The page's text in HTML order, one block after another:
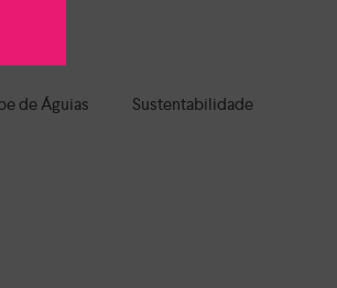
de Águias Sustentabilidade